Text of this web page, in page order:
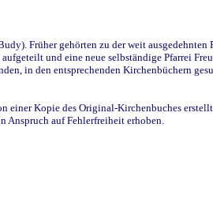
Früher gehörten zu der weit
und eine neue selbständige Pfarrei
in den entsprechenden Kirchenbüchern
Kopie des Original-Kirchenbuches
Anspruch auf Fehlerfreiheit erhoben.